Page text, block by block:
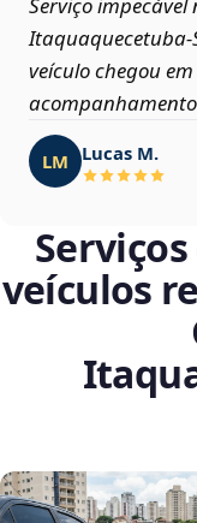
Serviço
veículo chegou
LM Lucas M.
veículos